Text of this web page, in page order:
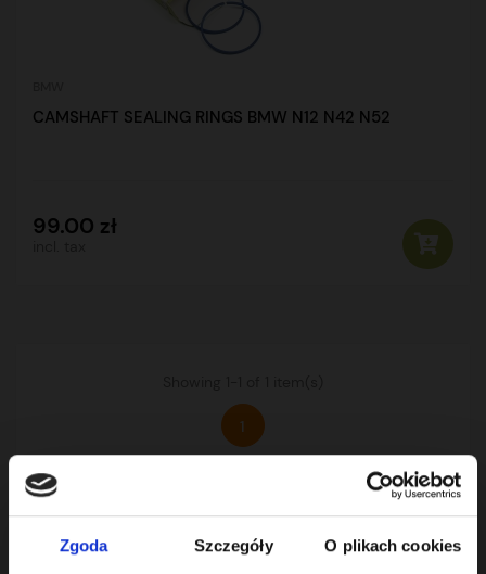
Zgoda Szczegóły O plikach cookies
CAMSHAFT SEALING RINGS BMW N12 N42 N52
99.00 zł
1